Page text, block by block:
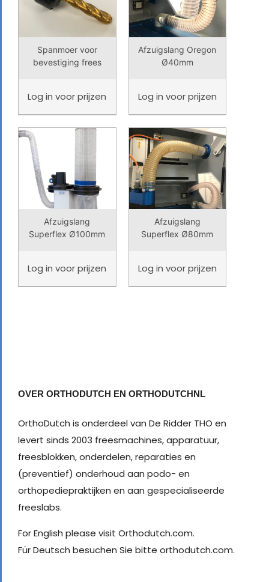
Spanmoer voor
bevestiging frees
Log in voor prijzen
Afzuigslang Oregon
Ø40mm
Log in voor prijzen
Afzuigslang
Superflex Ø100mm
Log in voor prijzen
Afzuigslang
Superflex Ø80mm
Log in voor prijzen
OVER ORTHODUTCH EN ORTHODUTCHNL
OrthoDutch is onderdeel van De Ridder THO en
levert sinds 2003 freesmachines, apparatuur,
freesblokken, onderdelen, reparaties en
(preventief) onderhoud aan podo- en
orthopediepraktijken en aan gespecialiseerde
freeslabs.
For English please visit Orthodutch.com.
Für Deutsch besuchen Sie bitte orthodutch.com.